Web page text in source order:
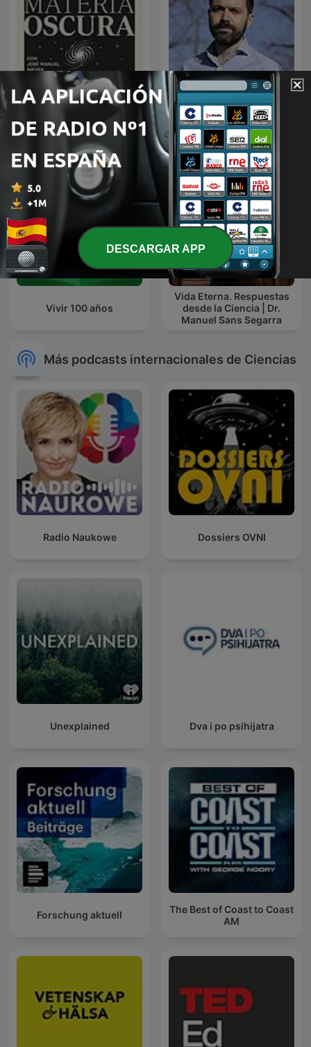
Materia Oscura
Podcast de Juan Ramón
Rallo
Vivir 100 años
Vida Eterna. Respuestas
desde la Ciencia | Dr.
Manuel Sans Segarra
Más podcasts internacionales de Ciencias
Radio Naukowe Dossiers OVNI
Unexplained Dva i po psihijatra
Forschung aktuell
The Best of Coast to Coast
AM
DESCARGAR APP